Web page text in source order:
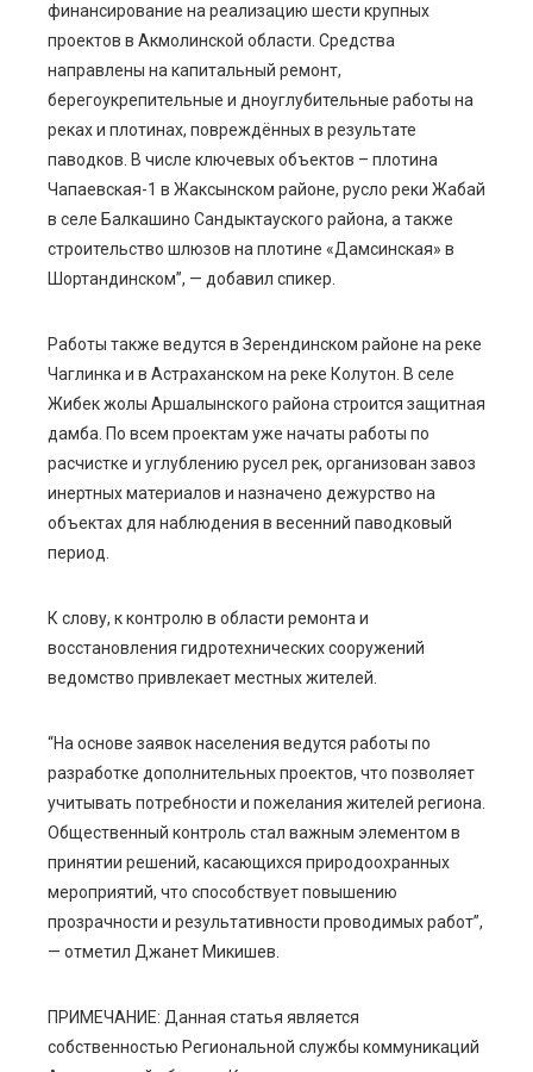
финансирование на реализацию шести крупных
проектов в Акмолинской области. Средства
направлены на капитальный ремонт,
берегоукрепительные и дноуглубительные работы на
реках и плотинах, повреждённых в результате
паводков. В числе ключевых объектов – плотина
Чапаевская-1 в Жаксынском районе, русло реки Жабай
в селе Балкашино Сандыктауского района, а также
строительство шлюзов на плотине «Дамсинская» в
Шортандинском”, — добавил спикер.
Работы также ведутся в Зерендинском районе на реке
Чаглинка и в Астраханском на реке Колутон. В селе
Жибек жолы Аршалынского района строится защитная
дамба. По всем проектам уже начаты работы по
расчистке и углублению русел рек, организован завоз
инертных материалов и назначено дежурство на
объектах для наблюдения в весенний паводковый
период.
К слову, к контролю в области ремонта и
восстановления гидротехнических сооружений
ведомство привлекает местных жителей.
“На основе заявок населения ведутся работы по
разработке дополнительных проектов, что позволяет
учитывать потребности и пожелания жителей региона.
Общественный контроль стал важным элементом в
принятии решений, касающихся природоохранных
мероприятий, что способствует повышению
прозрачности и результативности проводимых работ”,
— отметил Джанет Микишев.
ПРИМЕЧАНИЕ: Данная статья является
собственностью Региональной службы коммуникаций